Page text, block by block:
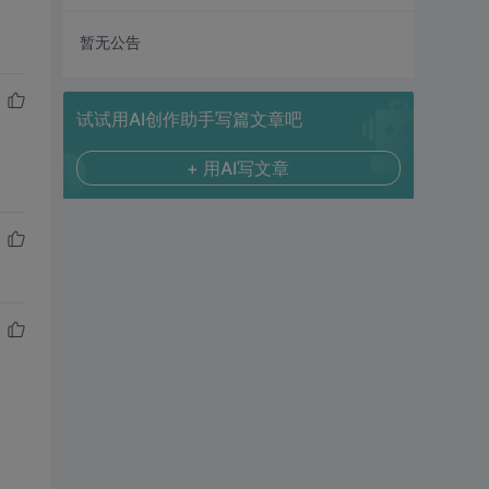
暂无公告
试试用AI创作助手写篇文章吧
+ 用AI写文章